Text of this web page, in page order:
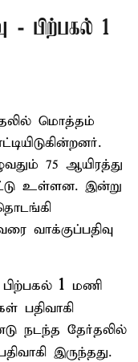
- பிற்பகல் 1
மொத்தம்
75 ஆயிரத்து
உள்ளன. இன்று
வாக்குப்பதிவு
1 மணி
பதிவாகி
நடந்த தேர்தலில்
இருந்தது.